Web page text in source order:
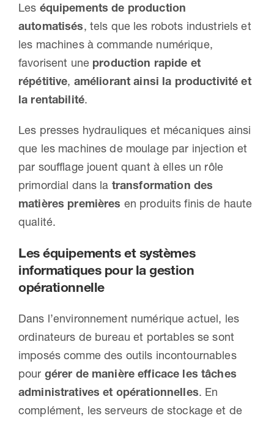
Les équipements de production
automatisés, tels que les robots industriels et
les machines à commande numérique,
favorisent une production rapide et
répétitive, améliorant ainsi la productivité et
la rentabilité.
Les presses hydrauliques et mécaniques ainsi
que les machines de moulage par injection et
par soufflage jouent quant à elles un rôle
primordial dans la transformation des
matières premières en produits finis de haute
qualité.
Les équipements et systèmes
informatiques pour la gestion
opérationnelle
Dans l’environnement numérique actuel, les
ordinateurs de bureau et portables se sont
imposés comme des outils incontournables
pour gérer de manière efficace les tâches
administratives et opérationnelles. En
complément, les serveurs de stockage et de